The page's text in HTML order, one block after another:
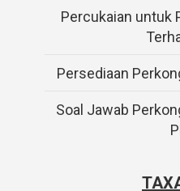
Percukaian untuk
Persediaan
Soal Jawab